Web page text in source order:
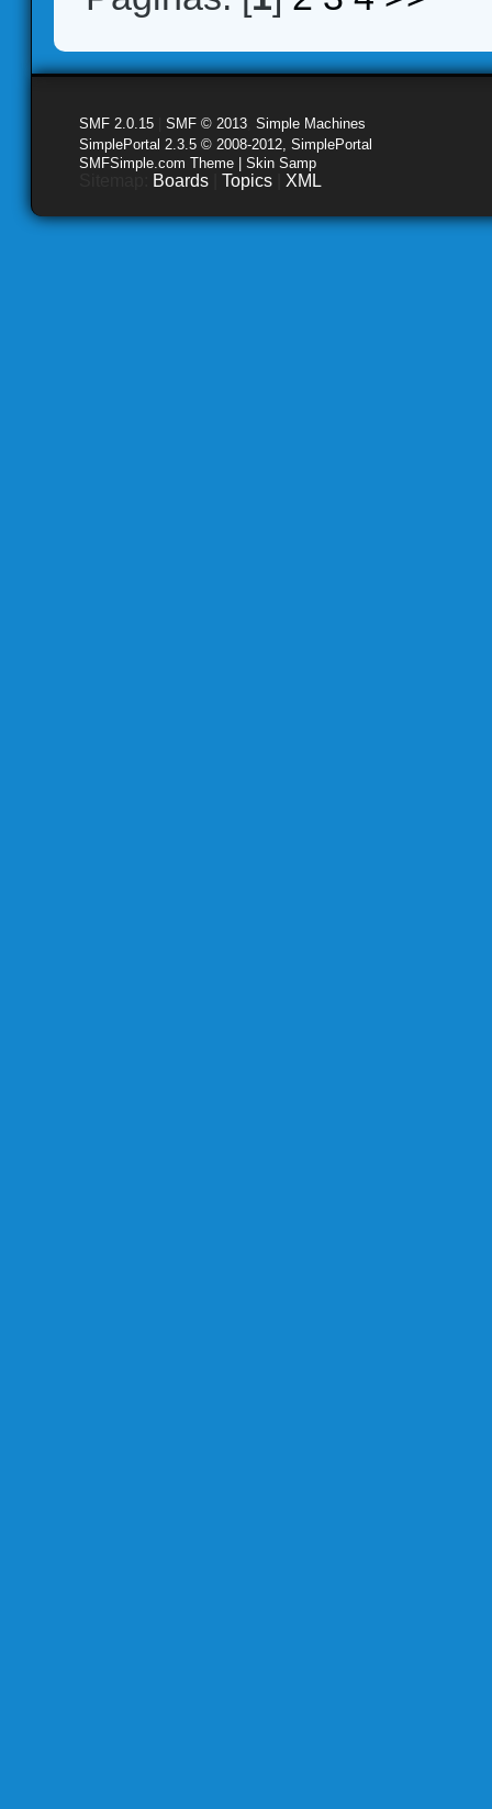
SMF 2.0.15 SMF © 2013 Simple Machines
SimplePortal 2.3.5 © 2008-2012, SimplePortal
SMFSimple.com Theme | Skin Samp
Boards Topics XML